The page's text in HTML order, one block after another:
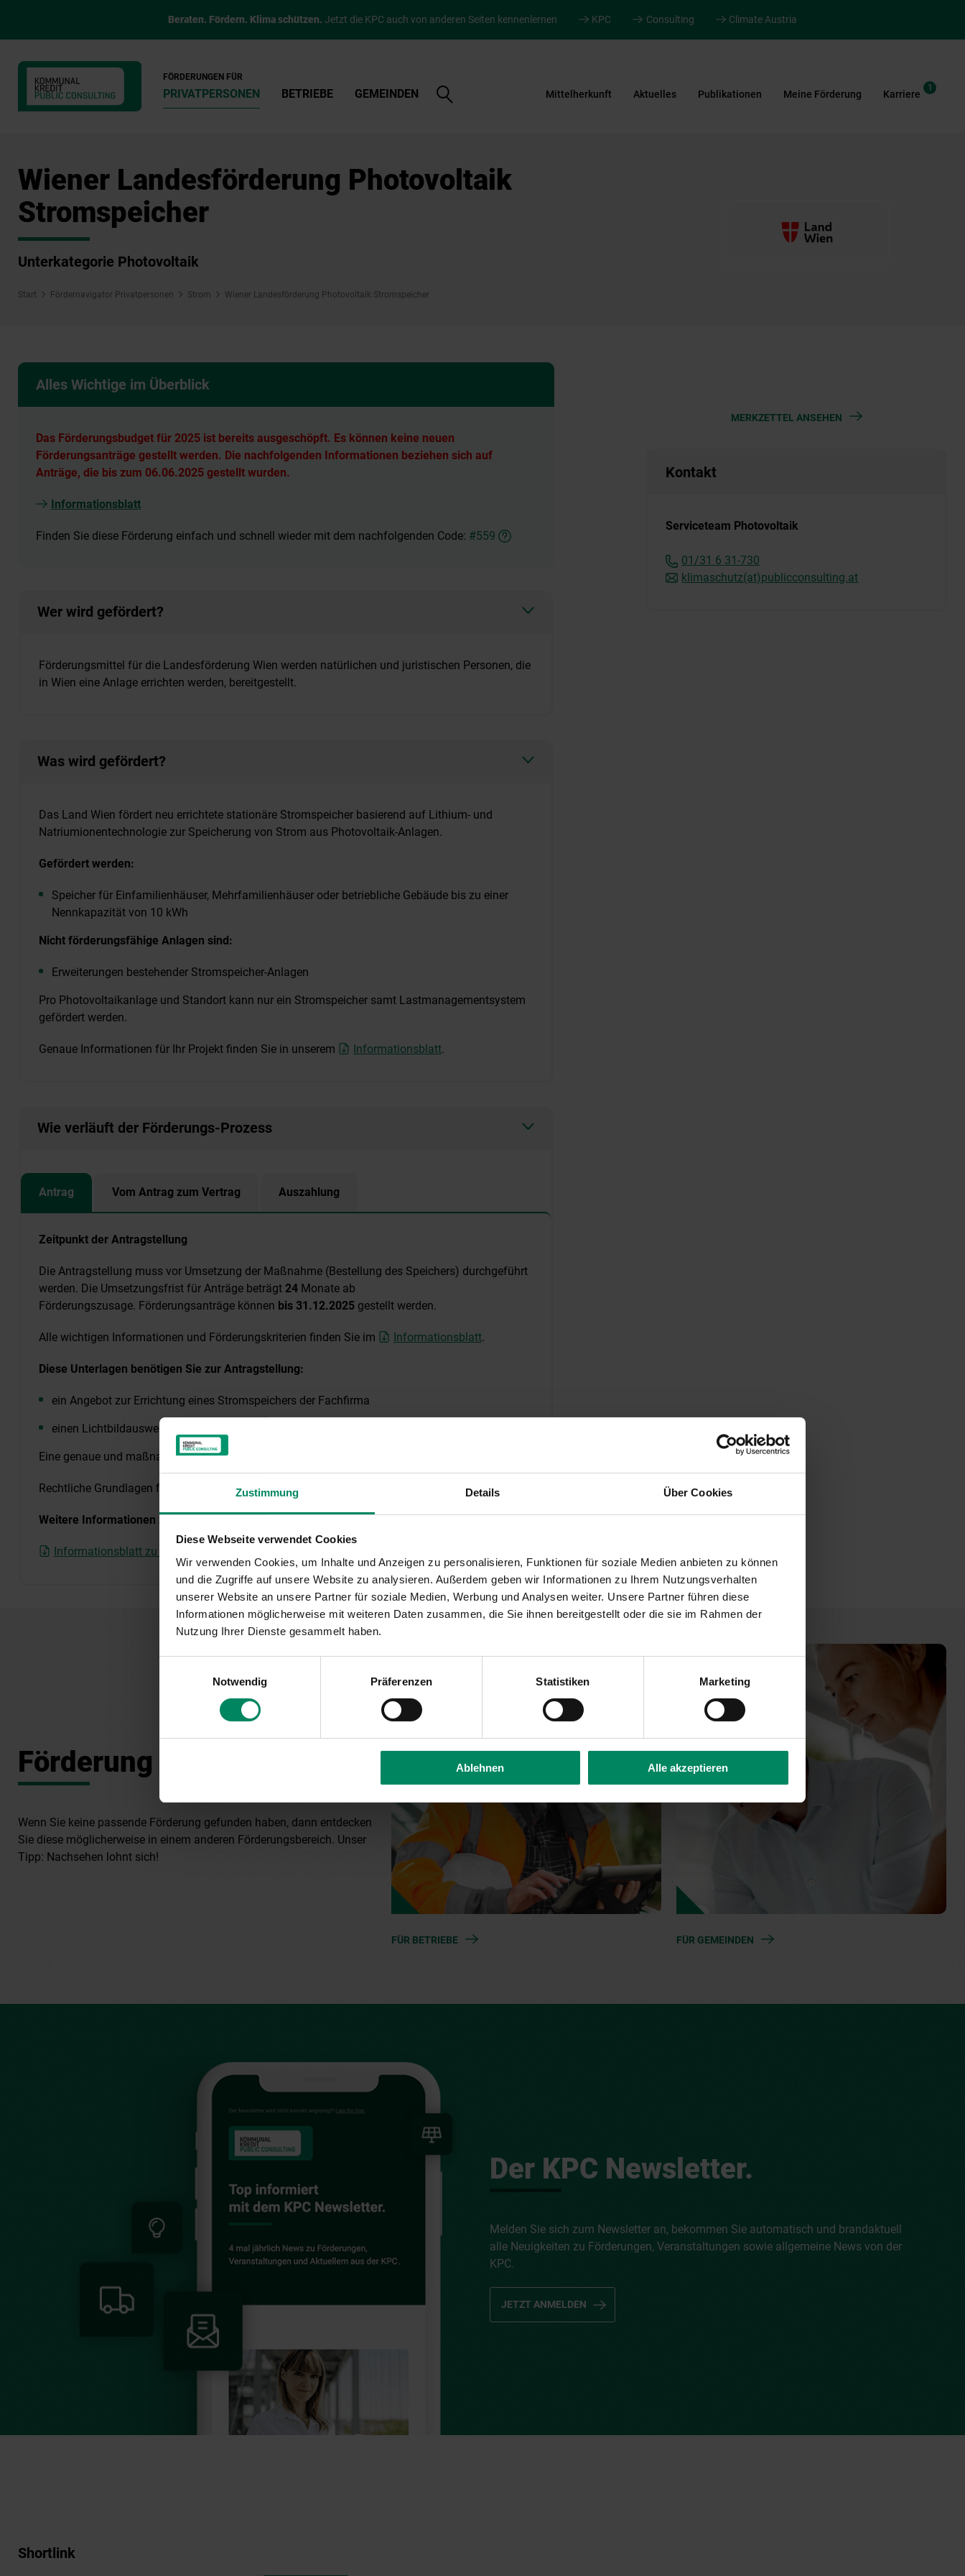
Zustimmung Details Über Cookies
Diese Webseite verwendet Cookies
Wir verwenden Cookies, um Inhalte und Anzeigen zu personalisieren, Funktionen für soziale Medien anbieten zu können
und die Zugriffe auf unsere Website zu analysieren. Außerdem geben wir Informationen zu Ihrem Nutzungsverhalten
unserer Website an unsere Partner für soziale Medien, Werbung und Analysen weiter. Unsere Partner führen diese
Informationen möglicherweise mit weiteren Daten zusammen, die Sie ihnen bereitgestellt oder die sie im Rahmen der
Nutzung Ihrer Dienste gesammelt haben.
Notwendig
Präferenzen Statistiken Marketing
Ablehnen Alle akzeptieren
Beraten. Fördern. Klima schützen. Jetzt die KPC auch von anderen Seiten kennenlernen KPC Consulting Climate Austria
FÖRDERUNGEN FÜR
PRIVATPERSONEN BETRIEBE GEMEINDEN
Suche
öffnen
Mittelherkunft Aktuelles Publikationen Meine Förderung Karriere
1
Wiener Landesförderung Photovoltaik
Stromspeicher
Unterkategorie Photovoltaik
Start Fördernavigator Privatpersonen Strom Wiener Landesförderung Photovoltaik Stromspeicher
Alles Wichtige im Überblick
Das Förderungsbudget für 2025 ist bereits ausgeschöpft. Es können keine neuen
Förderungsanträge gestellt werden. Die nachfolgenden Informationen beziehen sich auf
Anträge, die bis zum 06.06.2025 gestellt wurden.
Informationsblatt
Finden Sie diese Förderung einfach und schnell wieder mit dem nachfolgenden Code: #559
Wer wird gefördert?
Förderungsmittel für die Landesförderung Wien werden natürlichen und juristischen Personen, die
in Wien eine Anlage errichten werden, bereitgestellt.
Was wird gefördert?
Das Land Wien fördert neu errichtete stationäre Stromspeicher basierend auf Lithium- und
Natriumionentechnologie zur Speicherung von Strom aus Photovoltaik-Anlagen.
Gefördert werden:
Speicher für Einfamilienhäuser, Mehrfamilienhäuser oder betriebliche Gebäude bis zu einer
Nennkapazität von 10 kWh
Nicht förderungsfähige Anlagen sind:
Erweiterungen bestehender Stromspeicher-Anlagen
Pro Photovoltaikanlage und Standort kann nur ein Stromspeicher samt Lastmanagementsystem
gefördert werden.
Genaue Informationen für Ihr Projekt finden Sie in unserem Informationsblatt.
Wie verläuft der Förderungs-Prozess
Antrag Vom Antrag zum Vertrag Auszahlung
Zeitpunkt der Antragstellung
Die Antragstellung muss vor Umsetzung der Maßnahme (Bestellung des Speichers) durchgeführt
werden. Die Umsetzungsfrist für Anträge beträgt 24 Monate ab
Förderungszusage. Förderungsanträge können bis 31.12.2025 gestellt werden.
Alle wichtigen Informationen und Förderungskriterien finden Sie im Informationsblatt.
Diese Unterlagen benötigen Sie zur Antragstellung:
ein Angebot zur Errichtung eines Stromspeichers der Fachfirma
einen Lichtbildausweis (Reisepass, Personalausweis oder Führerschein)
Eine genaue und maßnahmenbezogene Checkliste finden Sie im
Rechtliche Grundlagen finden Sie
Weitere Informationen zur Antragstellung
Informationsblatt zu Ihrem Projekt
MERKZETTEL ANSEHEN
Kontakt
Serviceteam Photovoltaik
01/31 6 31-730
klimaschutz(at)publicconsulting.at
Förderung nicht gefunden?
Wenn Sie keine passende Förderung gefunden haben, dann entdecken
Sie diese möglicherweise in einem anderen Förderungsbereich. Unser
Tipp: Nachsehen lohnt sich!
FÜR BETRIEBE FÜR GEMEINDEN
Der KPC Newsletter.
Melden Sie sich zum Newsletter an, bekommen Sie automatisch und brandaktuell
alle Neuigkeiten zu Förderungen, Veranstaltungen sowie allgemeine News von der
KPC.
JETZT ANMELDEN
Shortlink